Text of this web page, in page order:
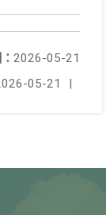
2026-05-21
05-21